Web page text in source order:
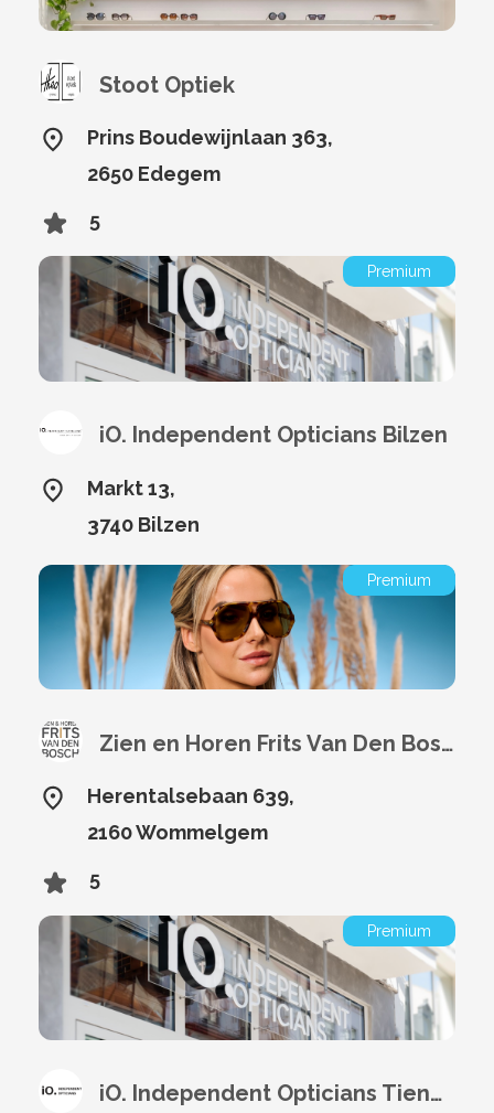
Stoot Optiek
Prins Boudewijnlaan 363,
2650 Edegem
5
Premium
iO. Independent Opticians Bilzen
Markt 13,
3740 Bilzen
Premium
Zien en Horen Frits Van Den Bosch
Herentalsebaan 639,
2160 Wommelgem
5
Premium
iO. Independent Opticians Tienen